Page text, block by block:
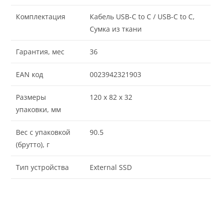
Комплектация
Кабель USB-C to C / USB-C to C,
Сумка из ткани
Гарантия, мес 36
EAN код 0023942321903
Размеры
упаковки, мм
120 x 82 x 32
Вес с упаковкой
(брутто), г
90.5
Тип устройства External SSD